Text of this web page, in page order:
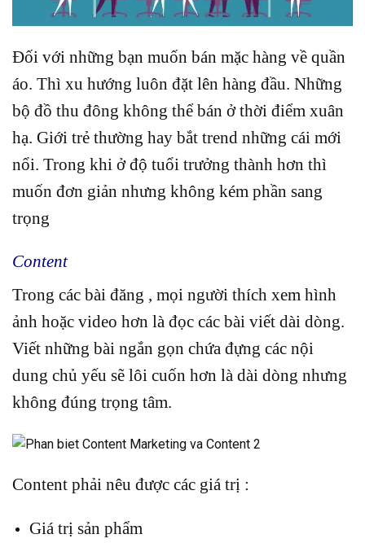
Đối với những bạn muốn bán mặc hàng về quần
áo. Thì xu hướng luôn đặt lên hàng đầu. Những
bộ đồ thu đông không thể bán ở thời điểm xuân
hạ. Giới trẻ thường hay bắt trend những cái mới
nổi. Trong khi ở độ tuổi trưởng thành hơn thì
muốn đơn giản nhưng không kém phần sang
trọng
Content
Trong các bài đăng , mọi người thích xem hình
ảnh hoặc video hơn là đọc các bài viết dài dòng.
Viết những bài ngắn gọn chứa đựng các nội
dung chủ yếu sẽ lôi cuốn hơn là dài dòng nhưng
không đúng trọng tâm.
Content phải nêu được các giá trị :
Giá trị sản phẩm